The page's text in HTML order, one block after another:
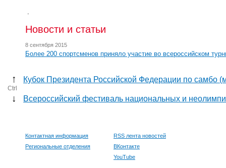
.
Новости и статьи
8 сентября 2015
Более 200 спортсменов приняло участие во всероссийском
↑ Кубок Президента Российской Федерации по самбо
Ctrl
↓ Всероссийский фестиваль национальных и
Контактная информация
Региональные отделения
RSS лента новостей
ВКонтакте
YouTube